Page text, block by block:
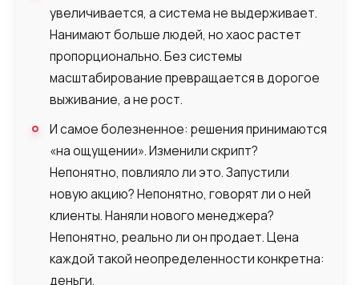
увеличивается, а система не выдерживает.
Нанимают больше людей, но хаос растет
пропорционально. Без системы
масштабирование превращается в дорогое
выживание, а не рост.
И самое болезненное: решения принимаются
«на ощущении». Изменили скрипт?
Непонятно, повлияло ли это. Запустили
новую акцию? Непонятно, говорят ли о ней
клиенты. Наняли нового менеджера?
Непонятно, реально ли он продает. Цена
каждой такой неопределенности конкретна:
деньги.
Alternative:
Alternative: